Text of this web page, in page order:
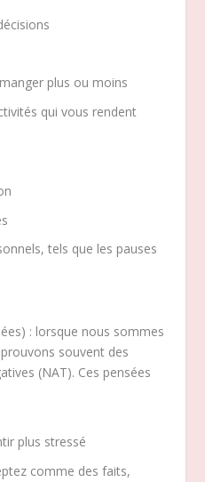
plus ou moins
qui vous rendent
tels que les pauses
: lorsque nous sommes
souvent des
(NAT). Ces pensées
plus stressé
comme des faits,